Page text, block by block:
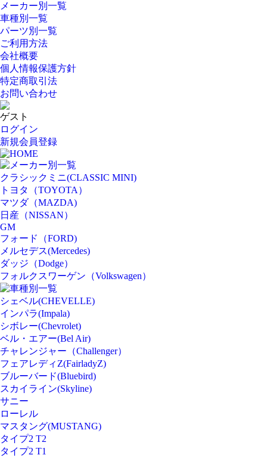
メーカー別一覧
車種別一覧
パーツ別一覧
ご利用方法
会社概要
個人情報保護方針
特定商取引法
お問い合わせ
ゲスト
ログイン
新規会員登録
HOME
メーカー別一覧
クラシックミニ(CLASSIC MINI)
トヨタ（TOYOTA）
マツダ（MAZDA)
日産（NISSAN）
GM
フォード（FORD)
メルセデス(Mercedes)
ダッジ（Dodge）
フォルクスワーゲン（Volkswagen）
車種別一覧
シェベル(CHEVELLE)
インパラ(Impala)
シボレー(Chevrolet)
ベル・エアー(Bel Air)
チャレンジャー（Challenger）
フェアレディZ(FairladyZ)
ブルーバード(Bluebird)
スカイライン(Skyline)
サニー
ローレル
マスタング(MUSTANG)
タイプ2 T2
タイプ2 T1